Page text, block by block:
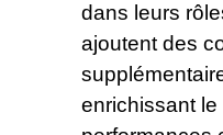
dans leurs
ajoutent des
enrichissant le